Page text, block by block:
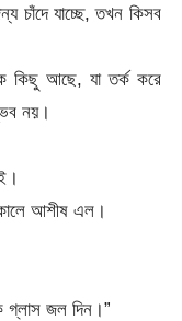
চাঁদে যাচ্ছে, তখন কিসব
কিছু আছে, যা তর্ক করে
নয়।
আশীষ এল।
গ্লাস জল দিন।”